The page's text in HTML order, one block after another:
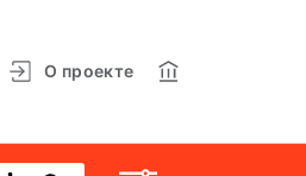
О проекте